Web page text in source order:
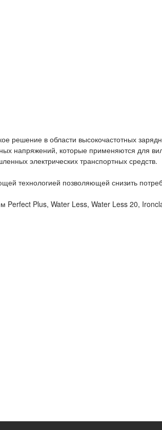
решение в области высокочастотных
напряжений, которые применяются для
электрических транспортных средств.
технологией позволяющей снизить
Perfect Plus, Water Less, Water Less 20,